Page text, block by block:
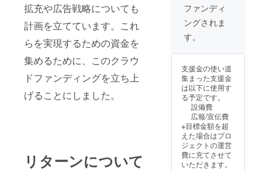
拡充や広告戦略についても
計画を立てています。これ
らを実現するための資金を
集めるために、このクラウ
ドファンディングを立ち上
げることにしました。
リターンについて
ファンディ
ングされま
す。
支援金の使い道
集まった支援金
は以下に使用す
る予定です。
設備費
広報/宣伝費
※目標金額を超
えた場合はプロ
ジェクトの運営
費に充てさせて
いただきます。